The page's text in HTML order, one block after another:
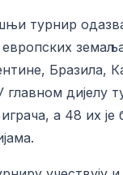
турнир
европских
Бразила,
главном дијелу
играча, а 48 их је